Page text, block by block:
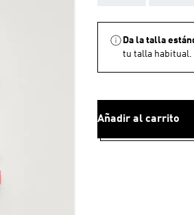
Da la talla
tu talla habitual.
Añadir al carrito